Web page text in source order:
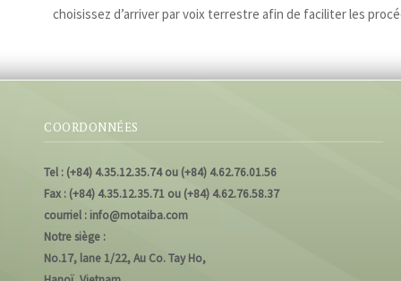
choisissez d’arriver par voix terrestre afin de faciliter les
COORDONNÉES
Tel : (+84) 4.35.12.35.74 ou (+84) 4.62.76.01.56
Fax : (+84) 4.35.12.35.71 ou (+84) 4.62.76.58.37
courriel : info@motaiba.com
Notre siège :
No.17, lane 1/22, Au Co. Tay Ho,